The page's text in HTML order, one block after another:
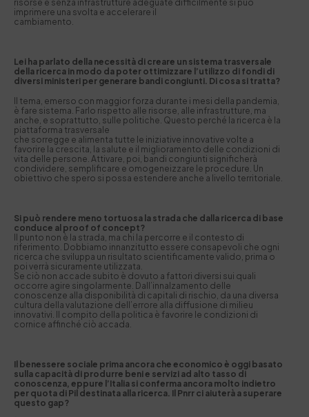
risorse e senza infrastrutture adeguate difficilmente si può
imprimere una svolta e accelerare il
cambiamento.
Lei ha parlato della necessità di creare un sistema trasversale
della ricerca in modo da poter ottimizzare l’utilizzo di fondi di
diversi ministeri per generare bandi congiunti. Di cosa si tratta?
Il tema, emerso con maggior forza durante i mesi della pandemia,
è fare sistema. Farlo rispetto alle risorse, alle infrastrutture, ma
anche, e soprattutto, sulle politiche. Questo perché la ricerca è la
piattaforma trasversale
che sorregge e alimenta tutte le iniziative innovative volte a
favorire la crescita, la salute e il miglioramento delle condizioni di
vita delle persone. Attivare, poi, bandi congiunti significherà
condividere, semplificare e omogeneizzare le procedure. Un
obiettivo che spero si possa estendere anche a livello territoriale.
Si può rendere meno tortuosa la strada che dalla ricerca di base
conduce al proof of concept?
Il punto non è la strada, ma chi la percorre e il contesto di
riferimento. Dobbiamo innanzitutto essere consapevoli che ogni
ricerca che sviluppa un risultato scientificamente valido, prima o
poi verrà sicuramente utilizzata.
Se ciò non accade subito è dovuto a fattori diversi sui quali
occorre agire singolarmente. Dall’innalzamento delle
conoscenze alla disponibilità di capitali di rischio, da una diversa
cultura della valutazione dell’errore alla diffusione di milieu
innovativi. Il compito della politica è favorire le condizioni di
cornice affinché ciò accada.
Il benessere sociale prima ancora che economico è oggi basato
sulla capacità di produrre beni e servizi ad alto tasso di
conoscenza, eppure l’Italia si conferma ancora molto indietro
per quota di Pil destinata alla ricerca. Il Pnrr ci aiuterà a superare
questo gap?